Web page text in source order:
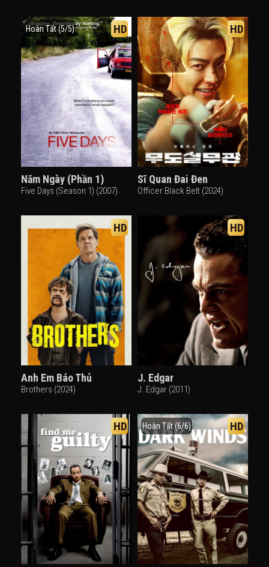
Hoàn Tất (5/5) HD
Năm Ngày (Phần 1)
Five Days (Season 1) (2007)
HD
Sĩ Quan Đai Đen
Officer Black Belt (2024)
HD
Anh Em Báo Thủ
Brothers (2024)
HD
J. Edgar
J. Edgar (2011)
HD Hoàn Tất (6/6) HD